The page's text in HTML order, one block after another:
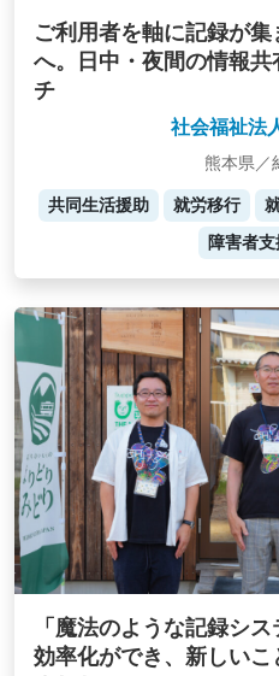
ご利用者を軸に記録が集
へ。日中・夜間の情報
チ
社会福祉法
熊本県／
共同生活援助 就労移行
障害者
「魔法のような記録シ
効率化ができ、新しい